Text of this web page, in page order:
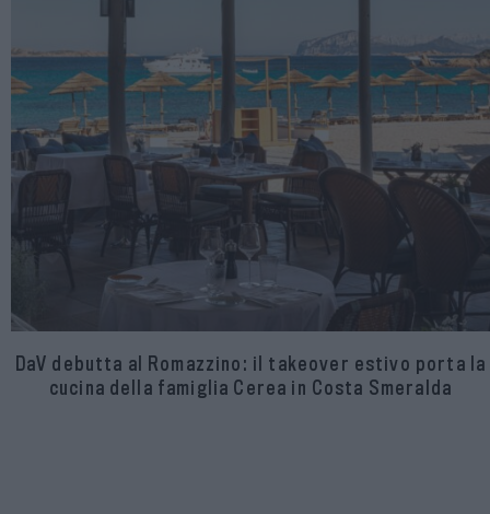
DaV debutta al Romazzino: il takeover estivo porta la
cucina della famiglia Cerea in Costa Smeralda